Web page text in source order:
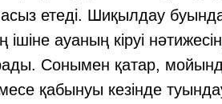
етеді. Шиқылдау
ауаның кіруі
Сонымен қатар,
қабынуы кезінде